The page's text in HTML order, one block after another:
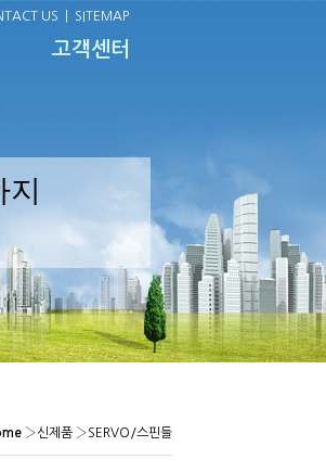
US SITEMAP
고객센터
›신제품 ›SERVO/스핀들